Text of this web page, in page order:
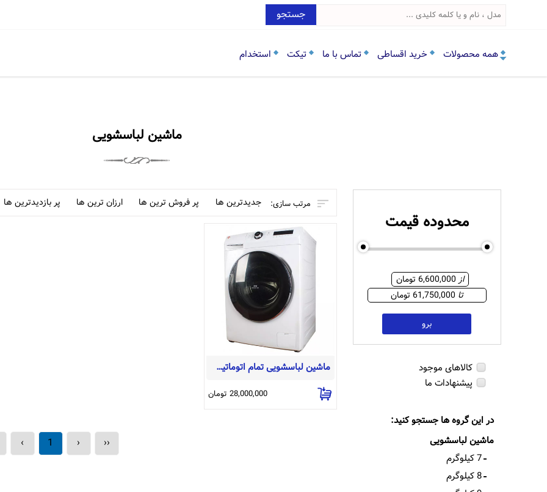
همه محصولات خرید اقساطی تماس با ما تیکت استخدام
جستجو
ماشین لباسشویی
محدوده قیمت
از
تا
برو
کالاهای موجود
پیشنهادات ما
ماشین لباسشویی
در این گروه ها جستجو کنید:
7 کیلوگرم
8 کیلوگرم
مرتب سازی: جدیدترین ها پر فروش ترین ها ارزان ترین ها پر بازدیدترین ها
ماشین لباسشویی تمام اتوماتیک تانستن پلاس سفید8.5 کیلوگرمی مدل+ WM-8514پارس خزر
28,000,000 تومان
‹‹
‹
1
›